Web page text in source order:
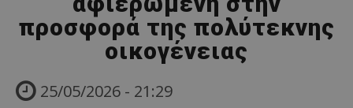
προσφορά της πολύτεκνης
οικογένειας
25/05/2026 - 21:29